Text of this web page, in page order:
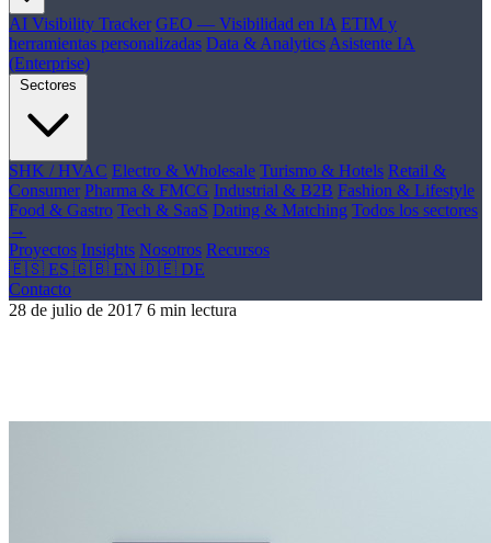
AI Visibility Tracker GEO — Visibilidad en IA ETIM y
herramientas personalizadas Data & Analytics Asistente IA
(Enterprise)
Sectores
SHK / HVAC Electro & Wholesale Turismo & Hotels Retail &
Consumer Pharma & FMCG Industrial & B2B Fashion & Lifestyle
Food & Gastro Tech & SaaS Dating & Matching Todos los sectores
→
Proyectos Insights Nosotros Recursos
🇪🇸 ES 🇬🇧 EN 🇩🇪 DE
Contacto
28 de julio de 2017 6 min lectura